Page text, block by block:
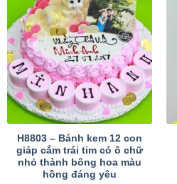
H8803 – Bánh kem 12 con
giáp cắm trái tim có ô chữ
nhỏ thành bông hoa màu
hồng đáng yêu